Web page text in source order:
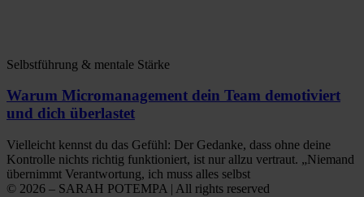
Selbstführung & mentale Stärke
Warum Micromanagement dein Team demotiviert
und dich überlastet
Vielleicht kennst du das Gefühl: Der Gedanke, dass ohne deine
Kontrolle nichts richtig funktioniert, ist nur allzu vertraut. „Niemand
übernimmt Verantwortung, ich muss alles selbst
© 2026 – SARAH POTEMPA | All rights reserved